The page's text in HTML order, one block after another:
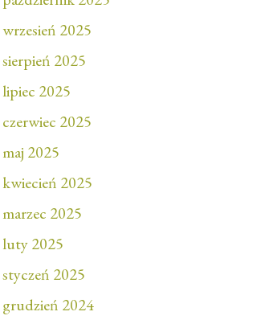
wrzesień 2025
sierpień 2025
lipiec 2025
czerwiec 2025
maj 2025
kwiecień 2025
marzec 2025
luty 2025
styczeń 2025
grudzień 2024